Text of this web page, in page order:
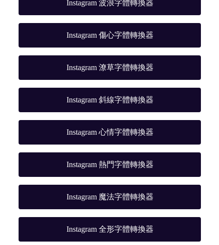
Instagram 波浪字體轉換器
Instagram 傷心字體轉換器
Instagram 潦草字體轉換器
Instagram 斜線字體轉換器
Instagram 心情字體轉換器
Instagram 熱門字體轉換器
Instagram 魔法字體轉換器
Instagram 全形字體轉換器